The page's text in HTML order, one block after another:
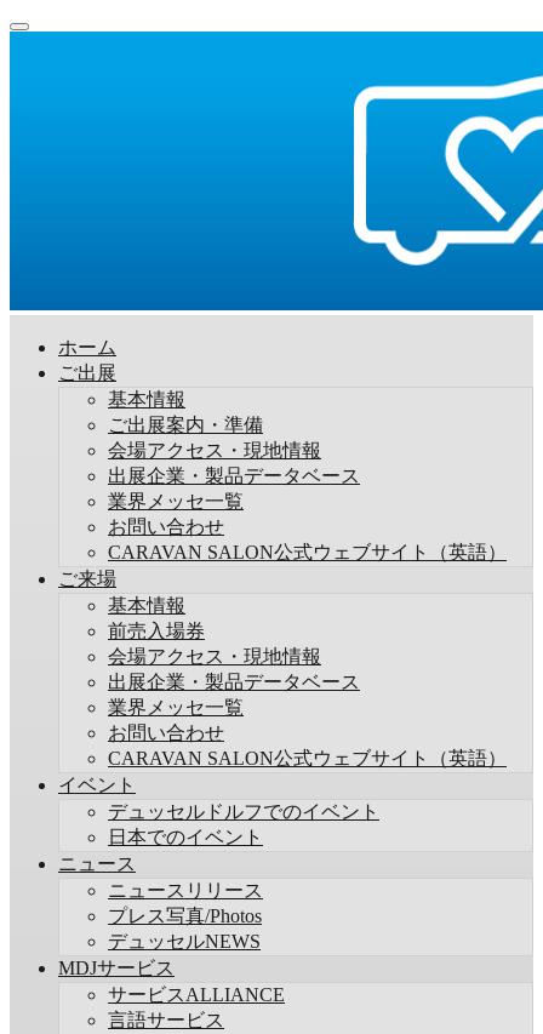
ホーム
ご出展
基本情報
ご出展案内・準備
会場アクセス・現地情報
出展企業・製品データベース
業界メッセ一覧
お問い合わせ
CARAVAN SALON公式ウェブサイト（英語）
ご来場
基本情報
前売入場券
会場アクセス・現地情報
出展企業・製品データベース
業界メッセ一覧
お問い合わせ
CARAVAN SALON公式ウェブサイト（英語）
イベント
デュッセルドルフでのイベント
日本でのイベント
ニュース
ニュースリリース
プレス写真/Photos
デュッセルNEWS
MDJサービス
サービスALLIANCE
言語サービス